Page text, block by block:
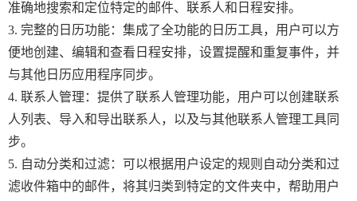
准确地搜索和定位特定的邮件、联系人和日程安排。
3. 完整的日历功能：集成了全功能的日历工具，用户可以方
便地创建、编辑和查看日程安排，设置提醒和重复事件，并
与其他日历应用程序同步。
4. 联系人管理：提供了联系人管理功能，用户可以创建联系
人列表、导入和导出联系人，以及与其他联系人管理工具同
步。
5. 自动分类和过滤：可以根据用户设定的规则自动分类和过
滤收件箱中的邮件，将其归类到特定的文件夹中，帮助用户